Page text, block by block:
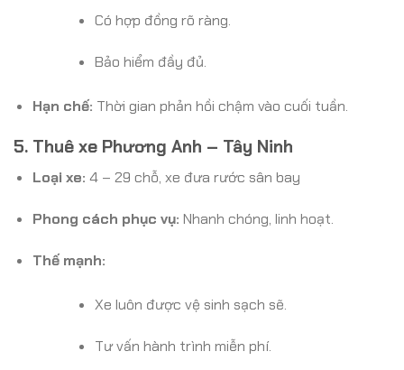
Có hợp đồng rõ ràng.
Bảo hiểm đầy đủ.
Hạn chế: Thời gian phản hồi chậm vào cuối tuần.
5. Thuê xe Phương Anh – Tây Ninh
Loại xe: 4 – 29 chỗ, xe đưa rước sân bay
Phong cách phục vụ: Nhanh chóng, linh hoạt.
Thế mạnh:
Xe luôn được vệ sinh sạch sẽ.
Tư vấn hành trình miễn phí.